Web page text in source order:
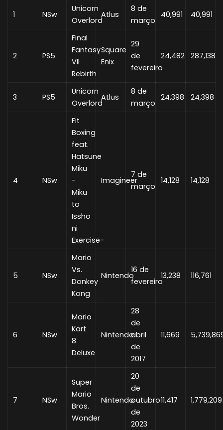
1 NSw
Unicorn
Overlord
Atlus
8 de
março
40,991 40,991
2 PS5
Final
Fantasy
VII
Rebirth
Square
Enix
29
de
fevereiro
24,482 287,138
3 PS5
Unicorn
Overlord
Atlus
8 de
março
24,398 24,398
4 NSw
Fit
Boxing
feat.
Hatsune
Miku
-
Miku
to
Issho
ni
Exercise-
Imagineer
7 de
março
14,128 14,128
5 NSw
Mario
Vs.
Donkey
Kong
Nintendo
16 de
fevereiro
13,238 116,761
6 NSw
Mario
Kart
8
Deluxe
Nintendo
28
de
abril
de
2017
11,669
7 NSw
Super
Mario
Bros.
Wonder
Nintendo
20
de
outubro
de
2023
11,417 1,779,209